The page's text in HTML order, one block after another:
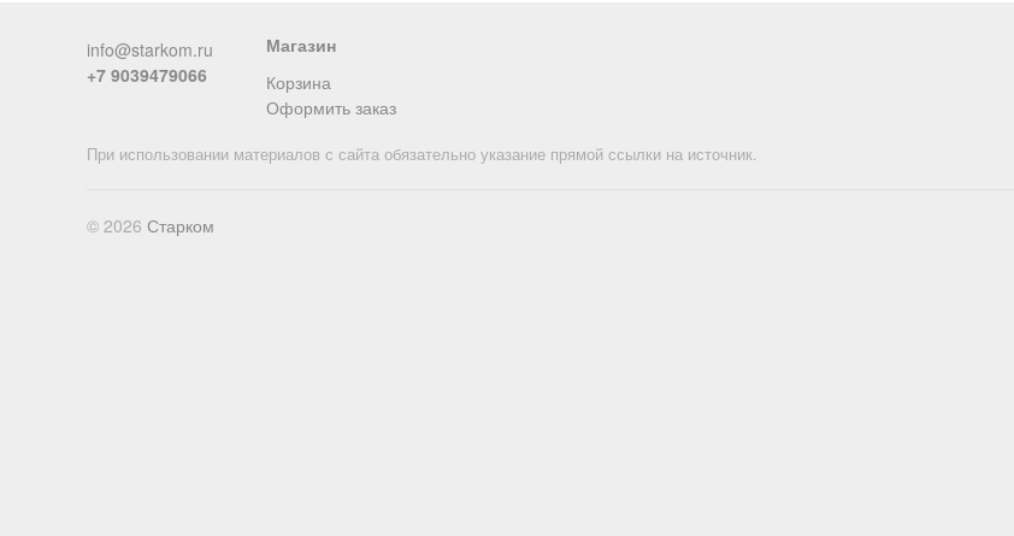
info@starkom.ru
+7 9039479066
Магазин
Корзина
Оформить заказ
При использовании материалов с сайта обязательно указание прямой ссылки на источник.
© 2026 Старком